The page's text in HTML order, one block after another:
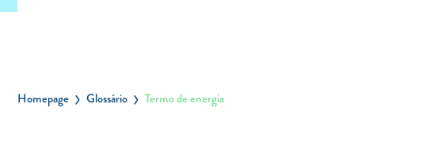
Homepage Glossário Termo de energia